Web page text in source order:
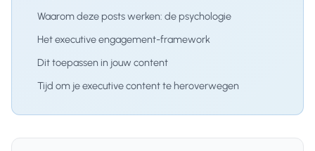
Waarom deze posts werken: de psychologie
Het executive engagement-framework
Dit toepassen in jouw content
Tijd om je executive content te heroverwegen